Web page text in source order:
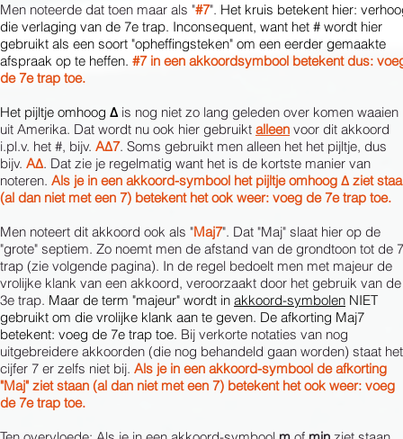
Men noteerde dat toen maar als "#7". Het kruis betekent hier:
die verlaging van de 7e trap. Inconsequent, want het # wordt hier
gebruikt als een soort "opheffingsteken" om een eerder gemaakte
afspraak op te heffen. #7 in een akkoordsymbool betekent dus:
de 7e trap toe.
Het pijltje omhoog Δis nog niet zo lang geleden over komen waaien
uit Amerika. Dat wordt nu ook hier gebruikt alleen voor dit akkoord
i.pl.v. het #, bijv. AΔ7. Soms gebruikt men alleen het het pijltje, dus
bijv. AΔ. Dat zie je regelmatig want het is de kortste manier van
noteren. Als je in een akkoord-symbool het pijltje omhoog Δ ziet
(al dan niet met een 7) betekent het ook weer: voeg de 7e trap toe.
Men noteert dit akkoord ook als "Maj7". Dat "Maj" slaat hier op de
"grote" septiem. Zo noemt men de afstand van de grondtoon tot de
trap (zie volgende pagina). In de regel bedoelt men met majeur de
vrolijke klank van een akkoord, veroorzaakt door het gebruik van de
3e trap. Maar de term "majeur" wordt in akkoord-symbolen NIET
gebruikt om die vrolijke klank aan te geven. De afkorting Maj7
betekent: voeg de 7e trap toe. Bij verkorte notaties van nog
uitgebreidere akkoorden (die nog behandeld gaan worden) staat het
cijfer 7 er zelfs niet bij. Als je in een akkoord-symbool de afkorting
"Maj" ziet staan (al dan niet met een 7) betekent het ook weer: voeg
de 7e trap toe.